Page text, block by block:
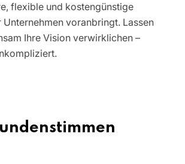
flexible und kostengünstige
Unternehmen voranbringt. Lassen
Ihre Vision verwirklichen –